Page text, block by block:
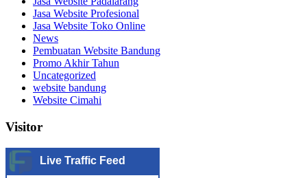
Jasa Website Profesional
Jasa Website Toko Online
News
Pembuatan Website Bandung
Promo Akhir Tahun
Uncategorized
website bandung
Website Cimahi
Visitor
Live Traffic Feed